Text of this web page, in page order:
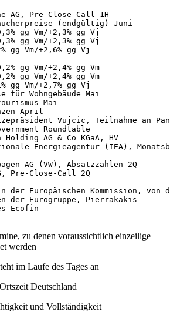
AG, Pre-Close-Call 1H
(endgültig) Juni
gg Vm/+2,3% gg Vj
gg Vm/+2,3% gg Vj
gg Vm/+2,6% gg Vj
gg Vm/+2,4% gg Vm
gg Vm/+2,4% gg Vm
gg Vm/+2,7% gg Vj
für Wohngebäude Mai
Mai
April
Vujcic, Teilnahme an
Roundtable
Holding AG & Co KGaA, HV
Energieagentur (IEA),
AG (VW), Absatzzahlen 2Q
Pre-Close-Call 2Q
der Europäischen Kommission, von
der Eurogruppe, Pierrakakis
Ecofin
zu denen voraussichtlich einzeilige
werden
im Laufe des Tages an
Deutschland
und Vollständigkeit